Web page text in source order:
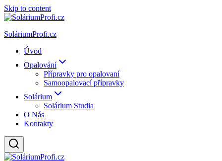
Skip to content
SoláriumProfi.cz
Úvod
Opalování
Přípravky pro opalovaní
Samoopalovací přípravky
Solárium
Solárium Studia
O Nás
Kontakty